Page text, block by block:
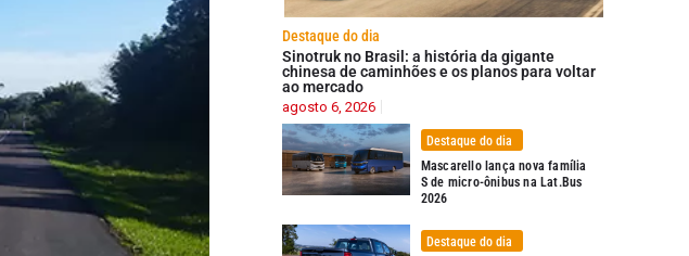
Destaque do dia
Sinotruk no Brasil: a história da gigante
chinesa de caminhões e os planos para voltar
ao mercado
agosto 6, 2026
Destaque do dia
Mascarello lança nova família
S de micro-ônibus na Lat.Bus
2026
Destaque do dia